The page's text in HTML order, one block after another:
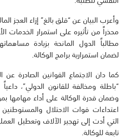
وأعرب البيان عن “قلق بالغ” إزاء العجز
محذراً من تأثيره على استمرار الخدمات
مطالباً الدول المانحة بزيادة
لضمان استمرارية برامج الوكالة.
كما دان الاجتماع القوانين الصادرة
“باطلة ومخالفة للقانون الدولي”،
وضمان قدرة الوكالة على أداء مهامها
اعتداءات قوات الاحتلال
التي أدت إلى تهجير الآلاف وتعطيل
تابعة للوكالة.